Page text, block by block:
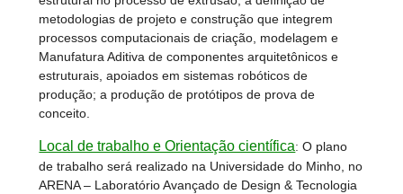
metodologias de projeto e construção que integrem
processos computacionais de criação, modelagem e
Manufatura Aditiva de componentes arquitetônicos e
estruturais, apoiados em sistemas robóticos de
produção; a produção de protótipos de prova de
conceito.
Local de trabalho e Orientação científica:O plano
de trabalho será realizado na Universidade do Minho, no
ARENA – Laboratório Avançado de Design & Tecnologia